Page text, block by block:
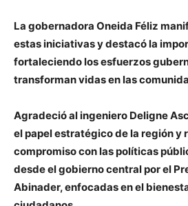
La gobernadora Oneida Féliz
estas iniciativas y destacó la
fortaleciendo los esfuerzos
transforman vidas en las
Agradeció al ingeniero Deligne
el papel estratégico de la región y
compromiso con las políticas
desde el gobierno central por el
Abinader, enfocadas en el